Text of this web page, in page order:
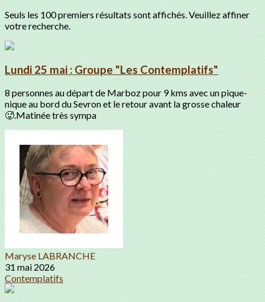
Seuls les 100 premiers résultats sont affichés. Veuillez affiner
votre recherche.
Lundi 25 mai : Groupe "Les Contemplatifs"
8 personnes au départ de Marboz pour 9 kms avec un pique-
nique au bord du Sevron et le retour avant la grosse chaleur
🥵.Matinée très sympa
Maryse LABRANCHE
31 mai 2026
Contemplatifs